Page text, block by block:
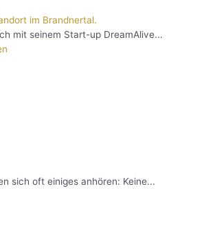
im Brandnertal.
mit seinem Start-up DreamAlive...
sich oft einiges anhören: Keine...